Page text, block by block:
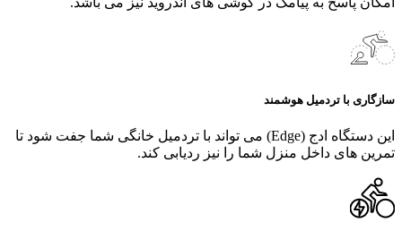
سازگاری با تردمیل هوشمند
این دستگاه ادج (Edge) می‌ تواند با تردمیل خانگی شما جفت شود تا
تمرین‌ های داخل منزل شما را نیز ردیابی کند.